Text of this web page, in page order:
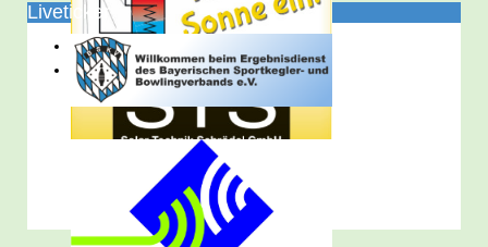
Liveticker